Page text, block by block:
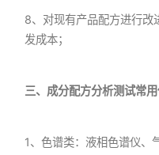
8、对现有产品配方进行改
发成本；
三、成分配方分析测试常用
1、色谱类：液相色谱仪、